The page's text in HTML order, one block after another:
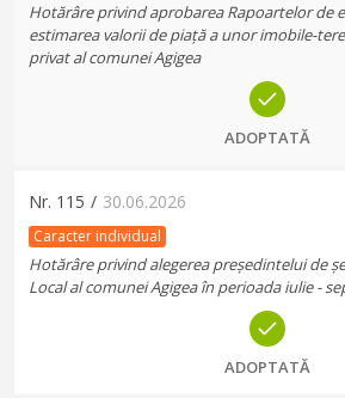
Hotărâre privind aprobarea Rapoartelor de
estimarea valorii de piață a unor imobile-
privat al comunei Agigea
ADOPTATĂ
Nr. 115 / 30.06.2026
Caracter individual
Hotărâre privind alegerea președintelui de
Local al comunei Agigea în perioada iulie -
ADOPTATĂ